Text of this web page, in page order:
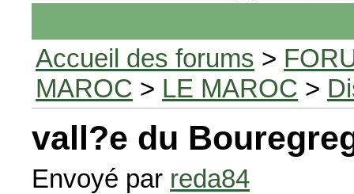
Accueil des forums >
MAROC > LE MAROC >
vall?e du
Envoyé par reda84